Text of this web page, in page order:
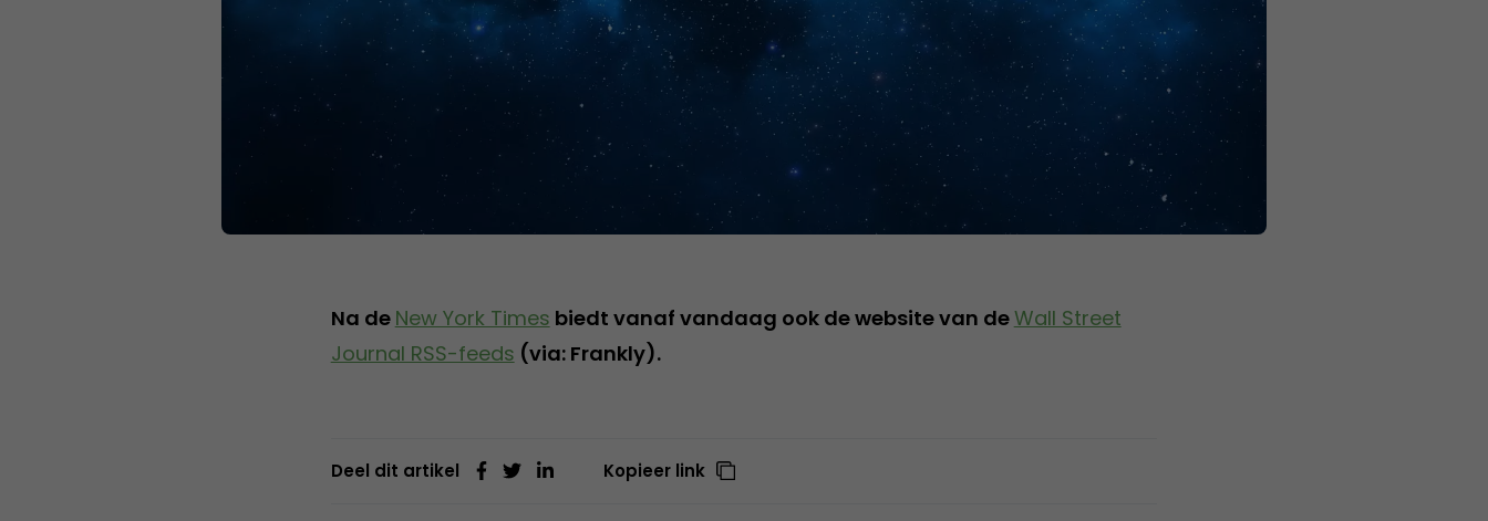
Na de New York Times biedt vanaf vandaag ook de website van deWall Street
Journal RSS-feeds (via: Frankly).
Deel dit artikel Kopieer link